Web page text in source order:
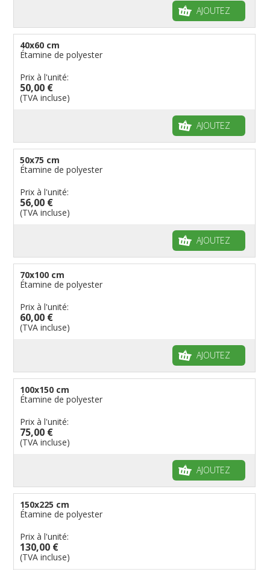
AJOUTEZ
40x60 cm
Étamine de polyester
Prix à l'unité:
50,00 €
(TVA incluse)
AJOUTEZ
50x75 cm
Étamine de polyester
Prix à l'unité:
56,00 €
(TVA incluse)
AJOUTEZ
70x100 cm
Étamine de polyester
Prix à l'unité:
60,00 €
(TVA incluse)
AJOUTEZ
100x150 cm
Étamine de polyester
Prix à l'unité:
75,00 €
(TVA incluse)
AJOUTEZ
150x225 cm
Étamine de polyester
Prix à l'unité:
130,00 €
(TVA incluse)